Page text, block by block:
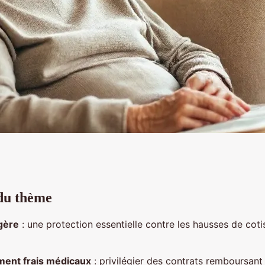
qui mettent
thème
: une protection essentielle contre les hausses de
frais médicaux : privilégier des contrats remboursant